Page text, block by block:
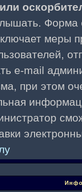
Форма
меры
e-mail
при этом